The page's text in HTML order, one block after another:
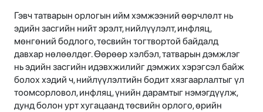
Гэвч татварын орлогын ийм хэмжээний өөрчлөлт нь
эдийн засгийн нийт эрэлт, нийлүүлэлт, инфляц,
мөнгөний бодлого, төсвийн тогтвортой байдалд
давхар нөлөөлдөг. Өөрөөр хэлбэл, татварын дэмжлэг
нь эдийн засгийн идэвхжилийг дэмжих хэрэгсэл байж
болох хэдий ч, нийлүүлэлтийн бодит хязгаарлалтыг үл
тоомсорловол, инфляц, үнийн дарамтыг нэмэгдүүлж,
дунд болон урт хугацаанд төсвийн орлого, өрийн